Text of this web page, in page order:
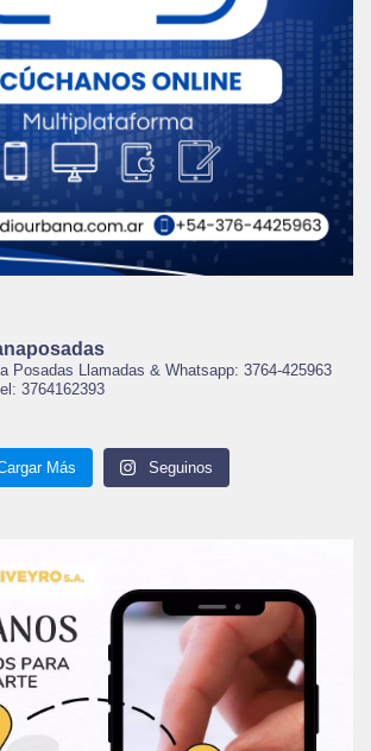
Posadas Llamadas & Whatsapp: 3764-425963
3764162393
Más Seguinos